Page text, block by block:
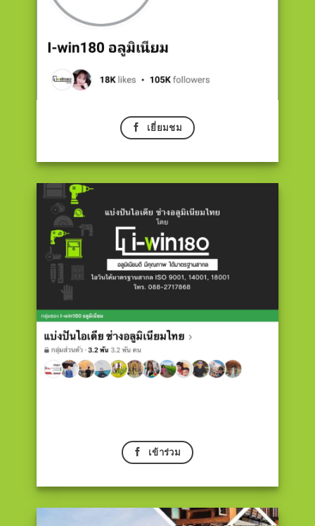
เยี่ยมชม
เข้าร่วม